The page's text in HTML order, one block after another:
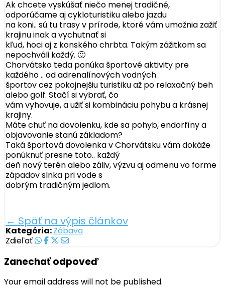
Ak chcete vyskúšať niečo menej tradičné,
odporúčame aj cykloturistiku alebo jazdu
na koni.. sú tu trasy v prírode, ktoré vám umožnia zažiť
krajinu inak a vychutnať si
kľud, hoci aj z konského chrbta. Takým zážitkom sa
nepochváli každý. 🙂
Chorvátsko teda ponúka športové aktivity pre
každého .. od adrenalínových vodných
športov cez pokojnejšiu turistiku až po relaxačný beh
alebo golf. Stačí si vybrať, čo
vám vyhovuje, a užiť si kombináciu pohybu a krásnej
krajiny.
Máte chuť na dovolenku, kde sa pohyb, endorfíny a
objavovanie stanú základom?
Taká športová dovolenka v Chorvátsku vám dokáže
ponúknuť presne toto.. každý
deň nový terén alebo záliv, výzvu aj odmenu vo forme
západov slnka pri vode s
dobrým tradičným jedlom.
← Späť na výpis článkov
Kategória:Zábava
Zdieľať
Zanechať odpoveď
Your email address will not be published.